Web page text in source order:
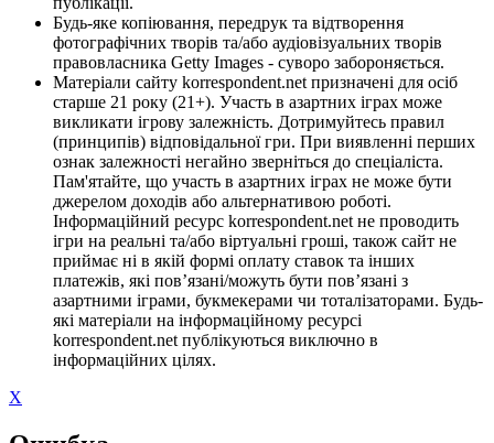
Будь-яке копіювання, передрук та відтворення
фотографічних творів та/або аудіовізуальних творів
правовласника Getty Images - суворо забороняється.
Матеріали сайту korrespondent.net призначені для осіб
старше 21 року (21+). Участь в азартних іграх може
викликати ігрову залежність. Дотримуйтесь правил
(принципів) відповідальної гри. При виявленні перших
ознак залежності негайно зверніться до спеціаліста.
Пам'ятайте, що участь в азартних іграх не може бути
джерелом доходів або альтернативою роботі.
Інформаційний ресурс korrespondent.net не проводить
ігри на реальні та/або віртуальні гроші, також сайт не
приймає ні в якій формі оплату ставок та інших
платежів, які пов’язані/можуть бути пов’язані з
азартними іграми, букмекерами чи тоталізаторами. Будь-
які матеріали на інформаційному ресурсі
korrespondent.net публікуються виключно в
інформаційних цілях.
X